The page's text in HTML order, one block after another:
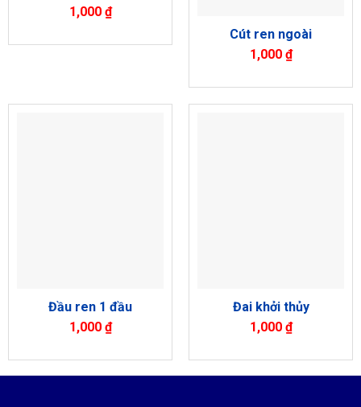
1,000 ₫
Cút ren ngoài
1,000 ₫
Đầu ren 1 đầu
1,000 ₫
Đai khởi thủy
1,000 ₫